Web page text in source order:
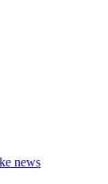
news